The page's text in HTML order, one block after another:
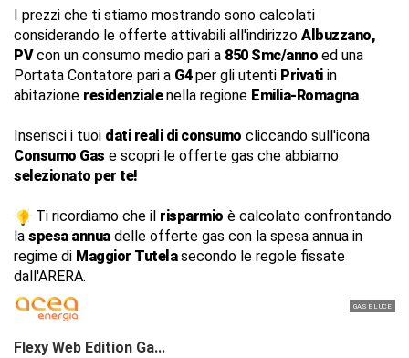
I prezzi che ti stiamo mostrando sono calcolati
considerando le offerte attivabili all'indirizzo Albuzzano,
PVcon un consumo medio pari a 850 Smc/anno ed una
Portata Contatore pari a G4per gli utenti Privatiin
abitazione residenzialenella regione Emilia-Romagna.
Inserisci i tuoi dati reali di consumo cliccando sull'icona
Consumo Gas e scopri le offerte gas che abbiamo
selezionato per te!
Ti ricordiamo che il risparmio è calcolato confrontando
la spesa annuadelle offerte gas con la spesa annua in
regime di Maggior Tutelasecondo le regole fissate
dall'ARERA.
GAS E LUCE
Flexy Web Edition Ga...